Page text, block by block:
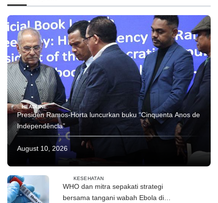
HEADLINE
Presiden Ramos-Horta luncurkan buku “Cinquenta Anos de
Independência”
August 10, 2026
KESEHATAN
WHO dan mitra sepakati strategi
bersama tangani wabah Ebola di